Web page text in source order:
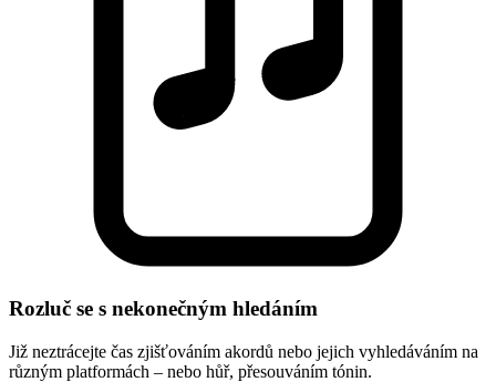
Rozluč se s nekonečným hledáním
Již neztrácejte čas zjišťováním akordů nebo jejich vyhledáváním na
různým platformách – nebo hůř, přesouváním tónin.